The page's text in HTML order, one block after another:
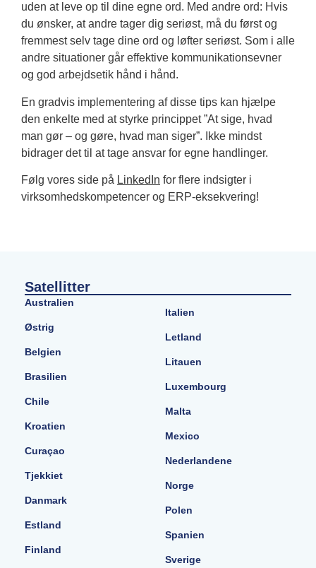
uden at leve op til dine egne ord. Med andre ord: Hvis
du ønsker, at andre tager dig seriøst, må du først og
fremmest selv tage dine ord og løfter seriøst. Som i alle
andre situationer går effektive kommunikationsevner
og god arbejdsetik hånd i hånd.
En gradvis implementering af disse tips kan hjælpe
den enkelte med at styrke princippet ”At sige, hvad
man gør – og gøre, hvad man siger”. Ikke mindst
bidrager det til at tage ansvar for egne handlinger.
Følg vores side på LinkedIn for flere indsigter i
virksomhedskompetencer og ERP-eksekvering!
Satellitter
Australien
Østrig
Belgien
Brasilien
Chile
Kroatien
Curaçao
Tjekkiet
Danmark
Estland
Finland
Italien
Letland
Litauen
Luxembourg
Malta
Mexico
Nederlandene
Norge
Polen
Spanien
Sverige